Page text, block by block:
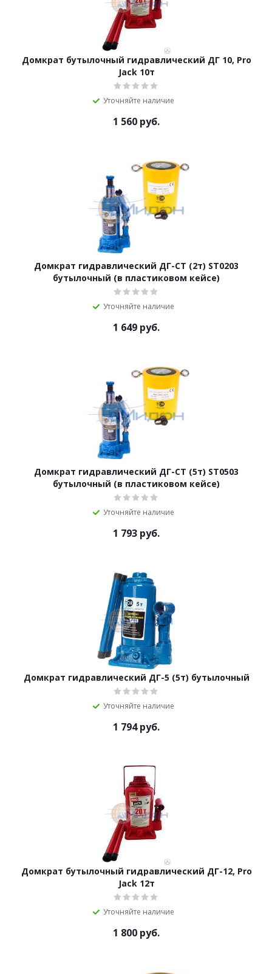
Домкрат бутылочный гидравлический ДГ 10, Pro
Jack 10т
Уточняйте наличие
1 560 руб.
Домкрат гидравлический ДГ-CT (2т) ST0203
бутылочный (в пластиковом кейсе)
Уточняйте наличие
1 649 руб.
Домкрат гидравлический ДГ-CT (5т) ST0503
бутылочный (в пластиковом кейсе)
Уточняйте наличие
1 793 руб.
Домкрат гидравлический ДГ-5 (5т) бутылочный
Уточняйте наличие
1 794руб.
Домкрат бутылочный гидравлический ДГ-12, Pro
Jack 12т
Уточняйте наличие
1 800 руб.